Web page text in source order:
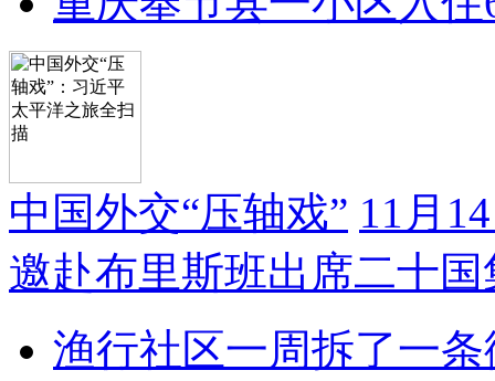
中国外交“压轴戏” 11月
邀赴布里斯班出席二十
渔行社区一周拆了一